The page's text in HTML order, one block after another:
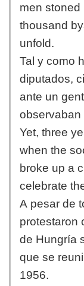
men stoned
thousand
unfold.
Tal y como
diputados,
ante un
observaban
Yet, three
when the
broke up a
celebrate
A pesar de
protestaron
de Hungría
que se
1956.